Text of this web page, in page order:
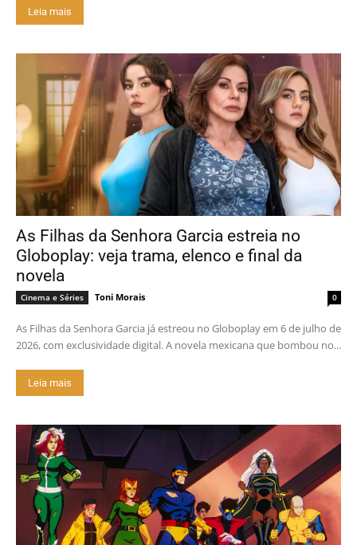
Leia mais
As Filhas da Senhora Garcia estreia no
Globoplay: veja trama, elenco e final da
novela
Cinema e Séries Toni Morais 0
As Filhas da Senhora Garcia já estreou no Globoplay em 6 de julho de
2026, com exclusividade digital. A novela mexicana que bombou no...
Leia mais